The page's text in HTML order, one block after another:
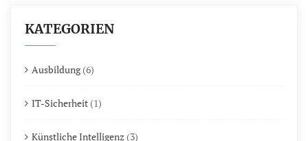
KATEGORIEN
Ausbildung(6)
IT-Sicherheit (1)
Künstliche Intelligenz (3)